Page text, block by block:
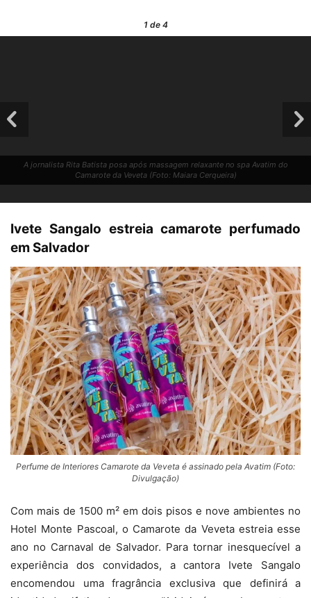
1de 4
A jornalista Rita Batista posa após massagem relaxante no spa Avatim do
Camarote da Veveta (Foto: Maiara Cerqueira)
Após massagem nos pés em spa Avatim, Marina Ruy Barbosa posa ao lado de
Cesar Fávaro, sócio-fundador da empresa de cosméticos e perfumaria (Foto:
Maiara Cerqueira)
(Foto: Maiara Cerqueira)
Ivete Sangalo estreiacamarote perfumado
em Salvador
Perfume de Interiores Camarote da Veveta é assinado pela Avatim (Foto:
Divulgação)
Com mais de 1500 m² em dois pisos e nove ambientes no
Hotel Monte Pascoal, o Camarote da Veveta estreia esse
ano no Carnaval de Salvador. Para tornar inesquecível a
experiência dos convidados, a cantora Ivete Sangalo
encomendou uma fragrância exclusiva que definirá a